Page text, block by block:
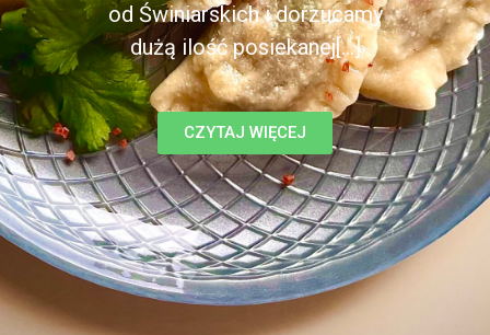
od Świniarskich i dorzucamy
dużą ilość posiekanej[...]
CZYTAJ WIĘCEJ